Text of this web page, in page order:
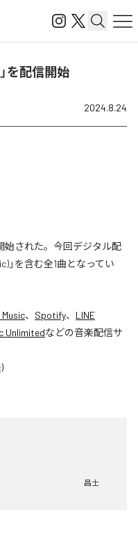
を配信開始
2024.8.24
始された。今回デジタル配
」を含む全1曲となってい
、 Spotify、 LINE
Unlimitedなどの音楽配信サ
昌士